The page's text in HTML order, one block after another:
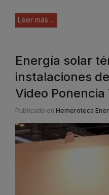
Leer más ...
Energía solar
instalaciones
Video Ponencia
Publicado en Hemeroteca